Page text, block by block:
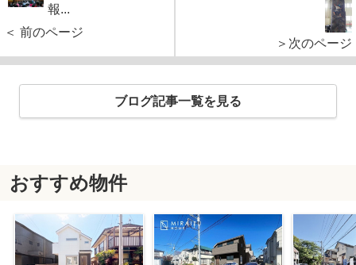
報...
＜ 前のページ
＞次のページ
ブログ記事一覧を見る
おすすめ物件